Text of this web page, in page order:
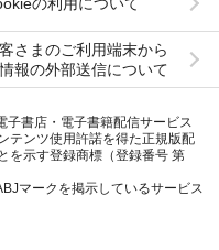
さまのご利用端末から
報の外部送信について
子書店・電子書籍配信サービス
テンツ使用許諾を得た正規版配
を示す登録商標（登録番号 第
マークを掲示しているサービス